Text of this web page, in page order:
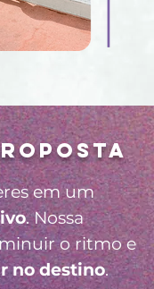
em um
. Nossa
o ritmo e
no destino.